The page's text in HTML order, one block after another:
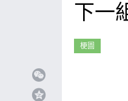
下一
梗圖